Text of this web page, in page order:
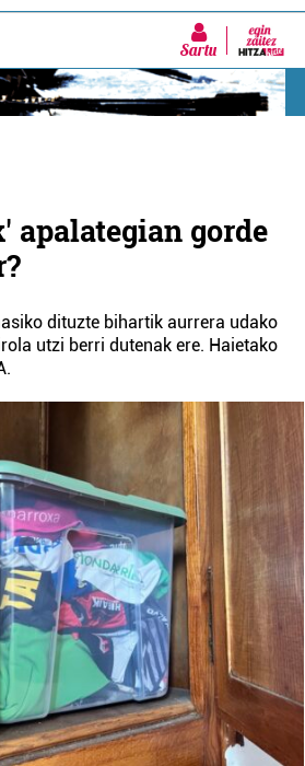
Sartu
apalategian gorde
dituzte bihartik aurrera udako
utzi berri dutenak ere. Haietako